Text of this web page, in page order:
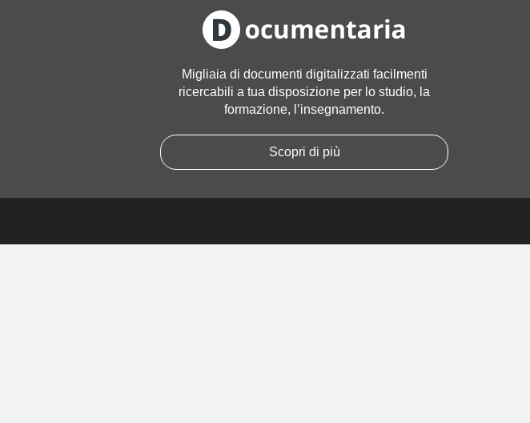
Migliaia di documenti digitalizzati facilmenti
ricercabili a tua disposizione per lo studio, la
formazione, l’insegnamento.
Scopri di più